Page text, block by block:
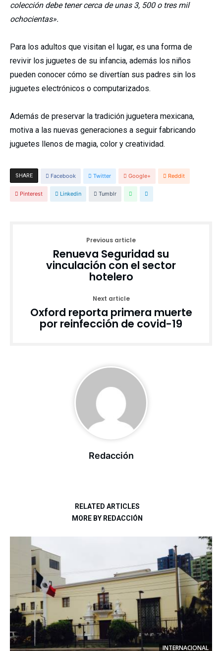
colección debe tener cerca de unas 3, 500 o tres mil
ochocientas».
Para los adultos que visitan el lugar, es una forma de
revivir los juguetes de su infancia, además los niños
pueden conocer cómo se divertían sus padres sin los
juguetes electrónicos o computarizados.
Además de preservar la tradición juguetera mexicana,
motiva a las nuevas generaciones a seguir fabricando
juguetes llenos de magia, color y creatividad.
SHARE Facebook Twitter Google+ Reddit
Pinterest Linkedin Tumblr
Previous article
Renueva Seguridad su
vinculación con el sector
hotelero
Next article
Oxford reporta primera muerte
por reinfección de covid-19
Redacción
RELATED ARTICLES
MORE BY REDACCIÓN
INTERNACIONAL